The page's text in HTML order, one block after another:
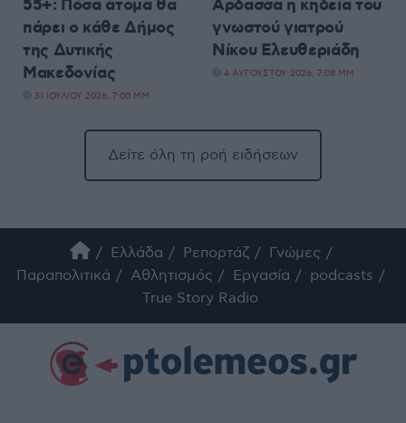
55+: Πόσα άτομα θα
πάρει ο κάθε Δήμος
της Δυτικής
Μακεδονίας
31 ΙΟΥΛΊΟΥ 2026, 7:00 ΜΜ
Άρδασσα η κηδεία του
γνωστού γιατρού
Νίκου Ελευθεριάδη
4 ΑΥΓΟΎΣΤΟΥ 2026, 7:08 ΜΜ
Δείτε όλη τη ροή ειδήσεων
Ελλάδα Ρεπορτάζ
Γνώμες
Παραπολιτικά
Αθλητισμός Εργασία
podcasts
True Story Radio